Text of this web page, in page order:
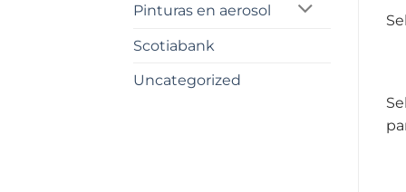
Pinturas en aerosol
Scotiabank
Uncategorized